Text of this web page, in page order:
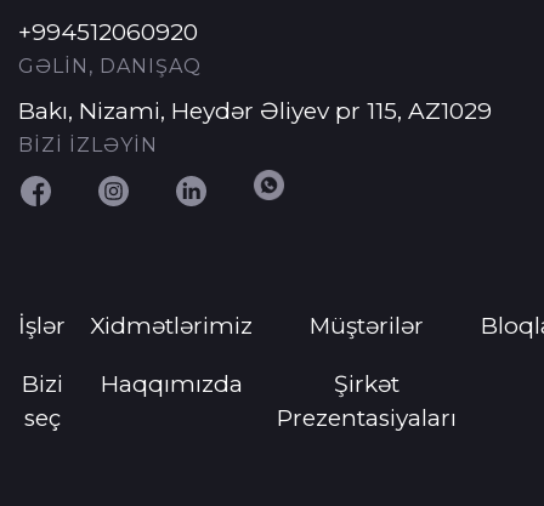
+994512060920
GƏLİN, DANIŞAQ
Bakı, Nizami, Heydər Əliyev pr 115, AZ1029
BİZİ İZLƏYİN
İşlər Xidmətlərimiz Müştərilər
Bizi
seç
Haqqımızda
Şirkət
Prezentasiyaları